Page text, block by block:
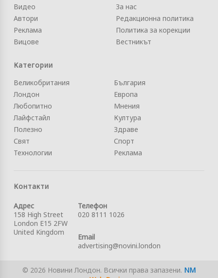
Видео
Автори
Реклама
Вицове
За нас
Редакционна политика
Политика за корекции
Вестникът
Категории
Великобритания
Лондон
Любопитно
Лайфстайл
Полезно
Свят
Технологии
България
Европа
Мнения
Култура
Здраве
Спорт
Реклама
Контакти
Адрес
158 High Street
London E15 2FW
United Kingdom
Телефон
020 8111 1026
Email
advertising@novini.london
© 2026 Новини Лондон. Всички права запазени. NM